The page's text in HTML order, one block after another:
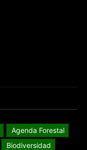
Agenda Forestal
Biodiversidad